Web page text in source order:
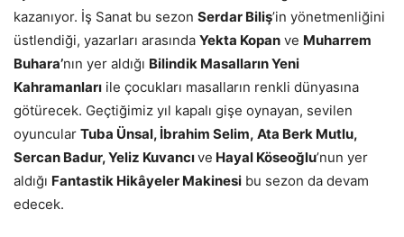
kazanıyor. İş Sanat bu sezon Serdar Biliş’in yönetmenliğini
üstlendiği, yazarları arasında Yekta Kopan ve Muharrem
Buhara’nın yer aldığı Bilindik Masalların Yeni
Kahramanları ile çocukları masalların renkli dünyasına
götürecek. Geçtiğimiz yıl kapalı gişe oynayan, sevilen
oyuncular Tuba Ünsal, İbrahim Selim, Ata Berk Mutlu,
Sercan Badur, Yeliz Kuvancıve Hayal Köseoğlu’nun yer
aldığı Fantastik Hikâyeler Makinesi bu sezon da devam
edecek.